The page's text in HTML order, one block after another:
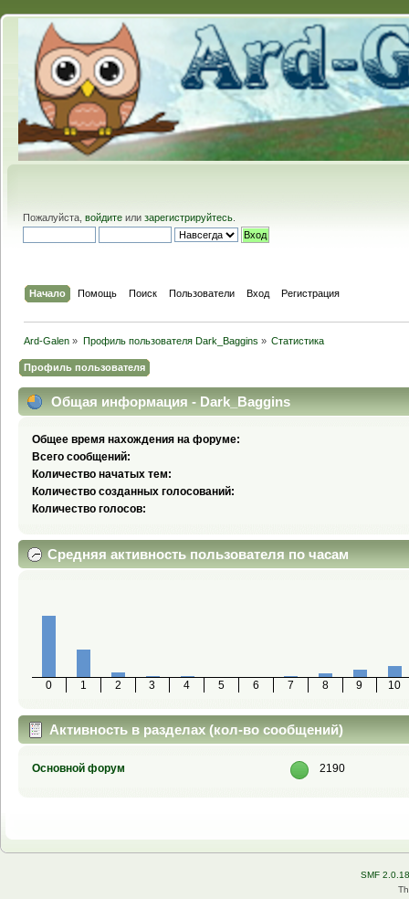
Пожалуйста, войдите или зарегистрируйтесь
Начало Помощь Поиск Пользователи Вход Регистрация
Ard-Galen » Профиль пользователя Dark_Baggins » Статистика
Профиль пользователя
Общая информация - Dark_Baggins
Общее время нахождения на форуме:
Всего сообщений:
Количество начатых тем:
Количество созданных голосований:
Количество голосов:
Средняя активность пользователя по часам
0 1 2 3 4 5 6 7 8 9 10
Активность в разделах (кол-во сообщений)
Основной форум 2190
SMF 2.0.18